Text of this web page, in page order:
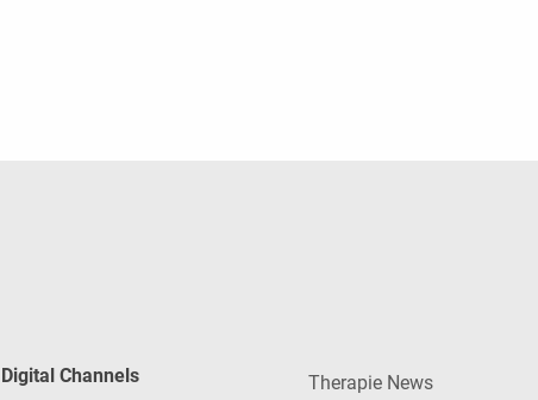
Digital Channels
Therapie News